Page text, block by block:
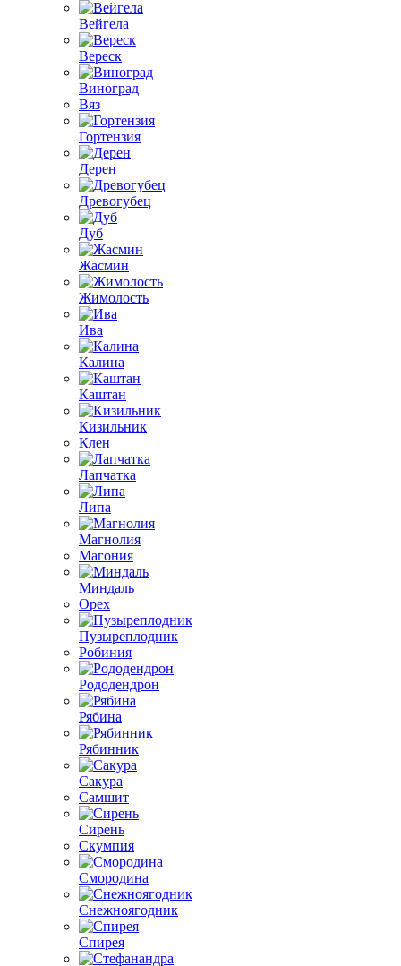
Вейгела
Вереск
Виноград
Вяз
Гортензия
Дерен
Древогубец
Дуб
Жасмин
Жимолость
Ива
Калина
Каштан
Кизильник
Клен
Лапчатка
Липа
Магнолия
Магония
Миндаль
Орех
Пузыреплодник
Робиния
Рододендрон
Рябина
Рябинник
Сакура
Самшит
Сирень
Скумпия
Смородина
Снежноягодник
Спирея